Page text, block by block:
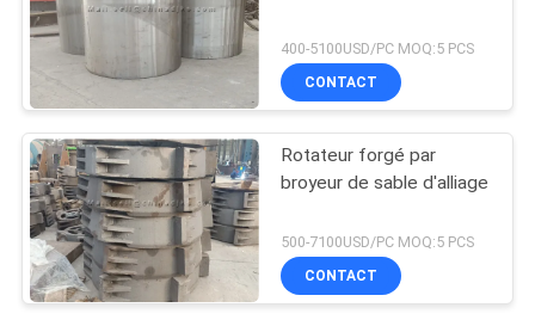
400-5100USD/PC MOQ:5 PCS
CONTACT
Rotateur forgé par
broyeur de sable d'alliage
500-7100USD/PC MOQ:5 PCS
CONTACT